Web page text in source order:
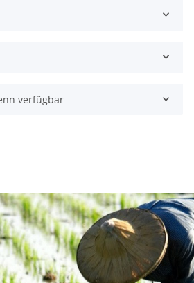
verfügbar